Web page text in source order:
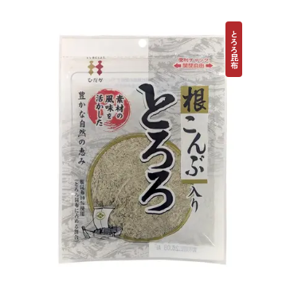
ンの方、この機会にどうぞお買い求めくださ
い！ 素材：6.2oz 16/1天竺 綿100％ <昆布Tシ
ャツの生地>日本国内で１番売れているＴシャ
ツです。プリントスター製品は糸の品質にとこ
とんこだわっています。原料を選び抜き、太さ
や形状にも着目して着心地の良さを追求してい
ます。 また編みや織りによってかもし出され
る風合い感も大切にしています。襟ぐりのテー
ピング加工により洗濯による型崩れを防止し、
美しいシルエットが持続されます！！
とろろ昆布